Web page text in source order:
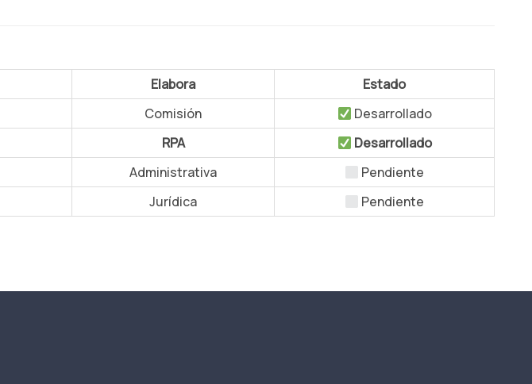
Elabora
Estado
Comisión
Desarrollado
RPA
Desarrollado
Administrativa
Pendiente
Jurídica Pendiente